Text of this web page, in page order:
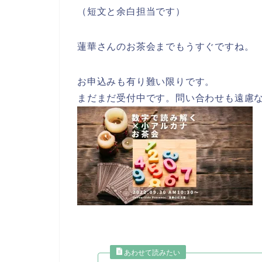
（短文と余白担当です）
蓮華さんのお茶会までもうすぐですね。
お申込みも有り難い限りです。
まだまだ受付中です。問い合わせも遠慮